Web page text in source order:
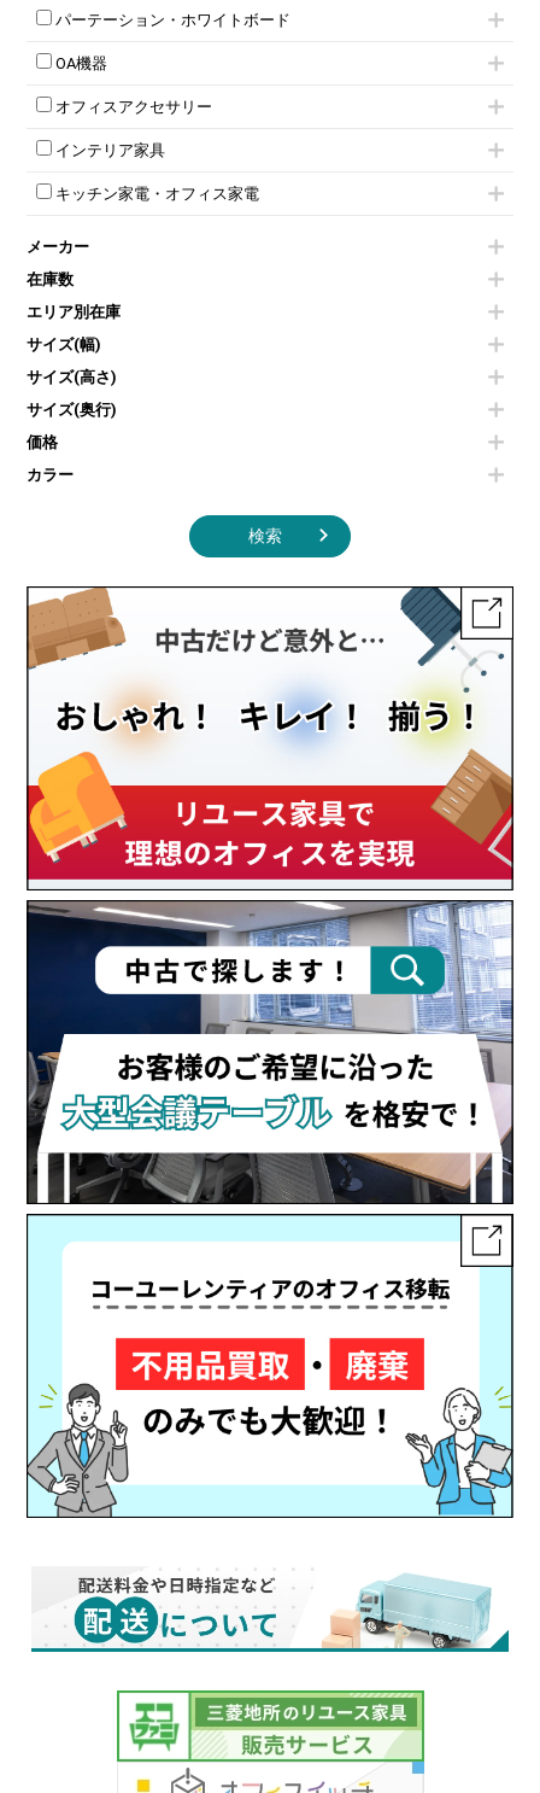
両開書庫
ラテラル書庫
多人数ロッカー
ダイヤル錠ロッカー
ダイヤル錠ロッカー
ワードローブ・クローゼット
T字脚テーブル
会議テーブルW1200～
会議テーブルW1800～
平行スタックテーブル
会議テーブルその他
折りたたみミーティングチェア
ハイチェア
ミーティングチェアその他
応接チェア
応接・役員家具その他
ローカウンター
ラウンジカウンター
パーテーション・ホワイトボード
パーテーション
自立タイプパーテーション
パーテーションその他
壁掛けホワイトボード
ホワイトボードその他
OA機器
電話機（ビジネスフォン）
シュレッダー
スクリーン
その他OA機器
オフィスアクセサリー
チェア用台車
演台・講演台・演説台
防音パネル
コートハンガー・ポールハンガー
傘立て
食器棚・キッチンキャビネット
カタログスタンド
オフィスアクセサリーその他
インテリア家具
モールドチェア
ダイニングチェア
カウンターテーブル
センターテーブル・サイドテーブル
ベンチ・スツール
ソファ
シェルフ
ダストボックス（ゴミ箱）
インテリア家具その他
キッチン家電・オフィス家電
冷蔵庫・洗濯機
空気清浄機・加湿器
液晶テレビ・モニター類
エアコン
掃除機
季節家電
メーカー
在庫数
エリア別在庫
サイズ(幅)
サイズ(高さ)
サイズ(奥行)
価格
カラー
検索